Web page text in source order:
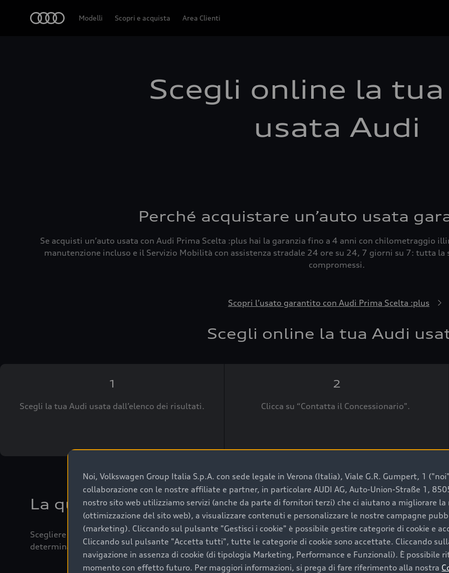
Modelli Scopri e acquista Area Clienti
Scegli online la
usata Audi
Perché acquistare un’auto usata
Se acquisti un’auto usata con Audi Prima Scelta :plus hai la garanzia fino a 4 anni con chilometraggio
manutenzione incluso e il Servizio Mobilità con assistenza stradale 24 ore su 24, 7 giorni su 7: tutta la
compromessi.
Scopri l’usato garantito con Audi Prima Scelta :plus
Scegli online la tua Audi
1
Scegli la tua Audi usata dall’elenco dei risultati.
2
Clicca su “Contatta il Concessionario".
La qualità di acquistare un’auto usata Audi
Scegliere un’auto usata è una decisione che coniuga convenienza, affidabilità e sostenibilità. Per fare un
determinanti come la garanzia inclusa e l’affidabilità del marchio. Audi offre l’auto usata perfetta tramite
Noi, Volkswagen Group Italia S.p.A. con sede legale in Verona (Italia), Viale G.R. Gumpert, 1
collaborazione con le nostre affiliate e partner, in particolare AUDI AG, Auto-Union-Straße 1,
nostro sito web utilizziamo servizi (anche da parte di fornitori terzi) che ci aiutano a migliorare la
(ottimizzazione del sito web), a visualizzare contenuti e personalizzare le nostre campagne
(marketing). Cliccando sul pulsante "Gestisci i cookie" è possibile gestire categorie di cookie e
Cliccando sul pulsante "Accetta tutti", tutte le categorie di cookie sono accettate. Cliccando
navigazione in assenza di cookie (di tipologia Marketing, Performance e Funzionali). È possibile
momento con effetto futuro. Per maggiori informazioni, si prega di fare riferimento alla nostra